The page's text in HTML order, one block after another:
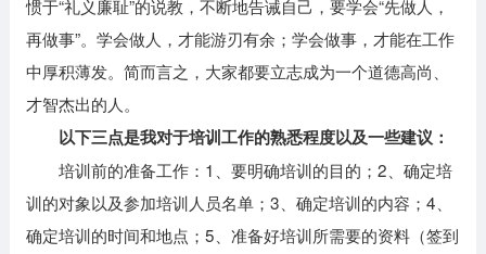
惯于“礼义廉耻”的说教，不断地告诫自己，要学会“先做人，
再做事”。学会做人，才能游刃有余；学会做事，才能在工作
中厚积薄发。简而言之，大家都要立志成为一个道德高尚、
才智杰出的人。
以下三点是我对于培训工作的熟悉程度以及一些建议：
培训前的准备工作：1、要明确培训的目的；2、确定培
训的对象以及参加培训人员名单；3、确定培训的内容；4、
确定培训的时间和地点；5、准备好培训所需要的资料（签到